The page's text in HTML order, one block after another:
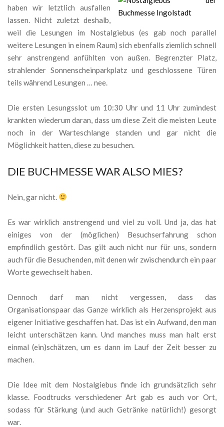
haben wir letztlich ausfallen
lassen. Nicht zuletzt deshalb,
weil die Lesungen im Nostalgiebus (es gab noch parallel
weitere Lesungen in einem Raum) sich ebenfalls ziemlich schnell
sehr anstrengend anfühlten von außen. Begrenzter Platz,
strahlender Sonnenscheinparkplatz und geschlossene Türen
teils während Lesungen … nee.
Die ersten Lesungsslot um 10:30 Uhr und 11 Uhr zumindest
krankten wiederum daran, dass um diese Zeit die meisten Leute
noch in der Warteschlange standen und gar nicht die
Möglichkeit hatten, diese zu besuchen.
DIE BUCHMESSE WAR ALSO MIES?
Nein, gar nicht.
Es war wirklich anstrengend und viel zu voll. Und ja, das hat
einiges von der (möglichen) Besuchserfahrung schon
empfindlich gestört. Das gilt auch nicht nur für uns, sondern
auch für die Besuchenden, mit denen wir zwischendurch ein paar
Worte gewechselt haben.
Dennoch darf man nicht vergessen, dass das
Organisationspaar das Ganze wirklich als Herzensprojekt aus
eigener Initiative geschaffen hat. Das ist ein Aufwand, den man
leicht unterschätzen kann. Und manches muss man halt erst
einmal (ein)schätzen, um es dann im Lauf der Zeit besser zu
machen.
Die Idee mit dem Nostalgiebus finde ich grundsätzlich sehr
klasse. Foodtrucks verschiedener Art gab es auch vor Ort,
sodass für Stärkung (und auch Getränke natürlich!) gesorgt
war.